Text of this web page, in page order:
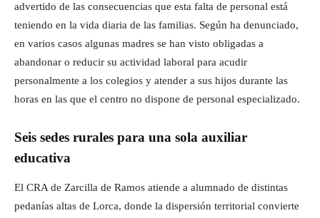
advertido de las consecuencias que esta falta de personal está
teniendo en la vida diaria de las familias. Según ha denunciado,
en varios casos algunas madres se han visto obligadas a
abandonar o reducir su actividad laboral para acudir
personalmente a los colegios y atender a sus hijos durante las
horas en las que el centro no dispone de personal especializado.
Seis sedes rurales para una sola auxiliar
educativa
El CRA de Zarcilla de Ramos atiende a alumnado de distintas
pedanías altas de Lorca, donde la dispersión territorial convierte